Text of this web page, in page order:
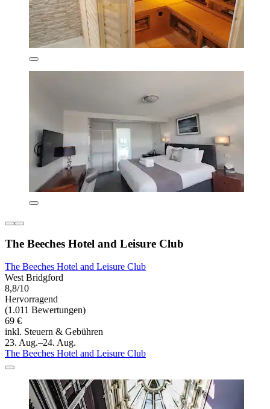
The Beeches Hotel and Leisure Club
The Beeches Hotel and Leisure Club
West Bridgford
8,8/10
Hervorragend
(1.011 Bewertungen)
69 €
inkl. Steuern & Gebühren
23. Aug.–24. Aug.
The Beeches Hotel and Leisure Club